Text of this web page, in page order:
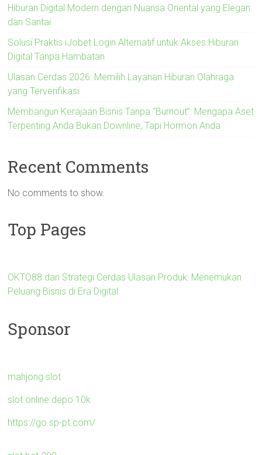
Hiburan Digital Modern dengan Nuansa Oriental yang Elegan
dan Santai
Solusi Praktis iJobet Login Alternatif untuk Akses Hiburan
Digital Tanpa Hambatan
Ulasan Cerdas 2026: Memilih Layanan Hiburan Olahraga
yang Terverifikasi
Membangun Kerajaan Bisnis Tanpa “Burnout”: Mengapa Aset
Terpenting Anda Bukan Downline, Tapi Hormon Anda
Recent Comments
No comments to show.
Top Pages
OKTO88 dan Strategi Cerdas Ulasan Produk: Menemukan
Peluang Bisnis di Era Digital
Sponsor
mahjong slot
slot online depo 10k
https://go.sp-pt.com/